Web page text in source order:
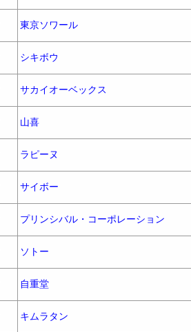
東京ソワール
シキボウ
サカイオーベックス
山喜
ラピーヌ
サイボー
プリンシバル・コーポレーション
ソトー
自重堂
キムラタン